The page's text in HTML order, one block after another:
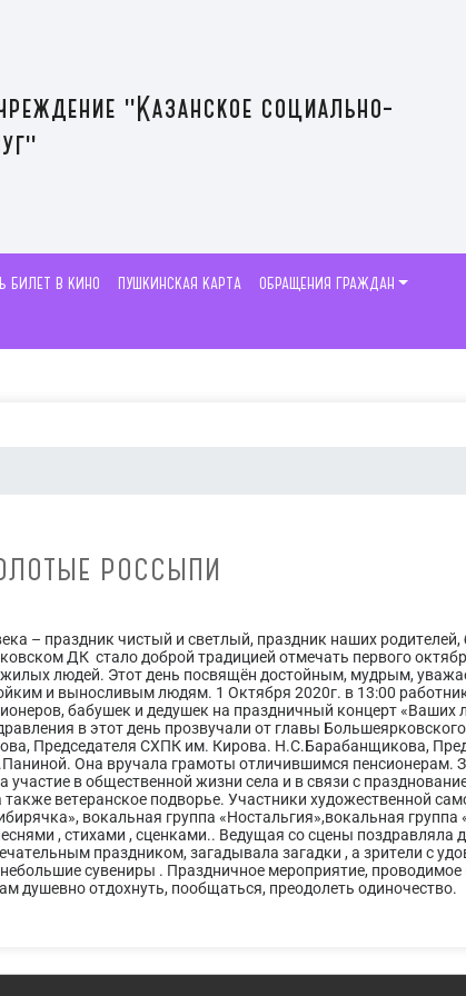
"Казанское социально-
БИЛЕТ В КИНО ПУШКИНСКАЯ КАРТА
ОБРАЩЕНИЯ ГРАЖДАН
РОССЫПИ
– праздник чистый и светлый, праздник наших родителей,
ДК стало доброй традицией отмечать первого
людей. Этот день посвящён достойным, мудрым,
и выносливым людям. 1 Октября 2020г. в 13:00
бабушек и дедушек на праздничный концерт «Ваших
в этот день прозвучали от главы
Председателя СХПК им. Кирова. Н.С.Барабанщикова,
Она вручала грамоты отличившимся пенсионерам.
участие в общественной жизни села и в связи с
ветеранское подворье. Участники художественной
вокальная группа «Ностальгия»,вокальная группа
, стихами , сценками.. Ведущая со сцены поздравляла
праздником, загадывала загадки , а зрители с
сувениры . Праздничное мероприятие, проводимое
душевно отдохнуть, пообщаться, преодолеть одиночество.